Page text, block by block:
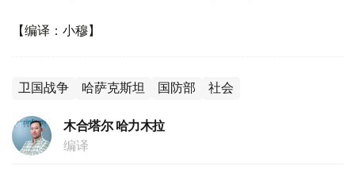
【编译：小穆】
卫国战争 哈萨克斯坦 国防部 社会
木合塔尔 哈力木拉
编译